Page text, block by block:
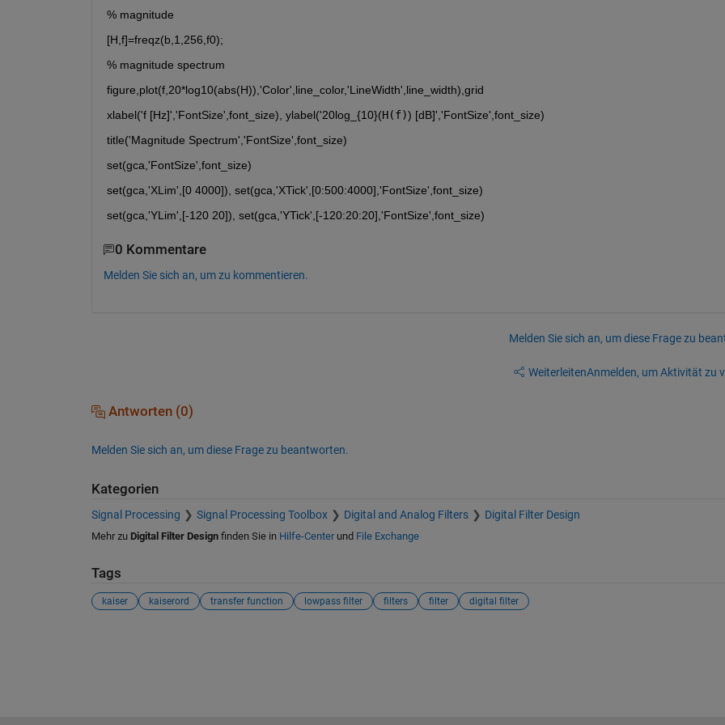
% magnitude
[H,f]=freqz(b,1,256,f0);
% magnitude spectrum
figure,plot(f,20*log10(abs(H)),'Color',line_color,'LineWidth',line_width),grid
xlabel('f [Hz]','FontSize',font_size), ylabel('20log_{10}(H(f)) [dB]','FontSize',font_size)
title('Magnitude Spectrum','FontSize',font_size)
set(gca,'FontSize',font_size)
set(gca,'XLim',[0 4000]), set(gca,'XTick',[0:500:4000],'FontSize',font_size)
set(gca,'YLim',[-120 20]), set(gca,'YTick',[-120:20:20],'FontSize',font_size)
0 Kommentare
Melden Sie sich an, um zu kommentieren.
Melden Sie sich an, um diese Frage zu
WeiterleitenAnmelden, um Aktivität zu
Antworten (0)
Melden Sie sich an, um diese Frage zu beantworten.
Kategorien
Signal Processing Signal Processing Toolbox Digital and Analog Filters Digital Filter Design
Mehr zu Digital Filter Designfinden Sie in Hilfe-Centerund File Exchange
Tags
kaiser kaiserord transfer function lowpass filter filters filter digital filter